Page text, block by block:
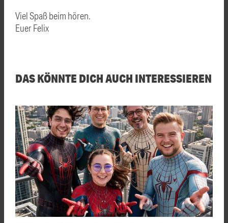
Viel Spaß beim hören.
Euer Felix
DAS KÖNNTE DICH AUCH INTERESSIEREN